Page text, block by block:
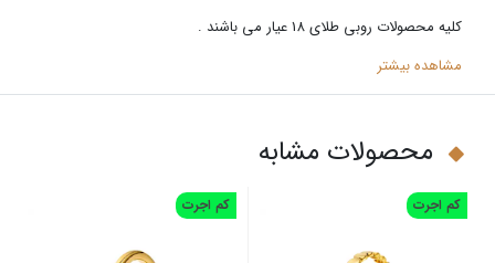
کلیه محصولات روبی طلای 18 عیار می باشند .
مشاهده بیشتر
محصولات مشابه
کم اجرت کم اجرت